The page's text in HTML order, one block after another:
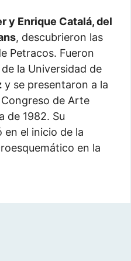
y Enrique Catalá, del
, descubrieron las
Petracos. Fueron
la Universidad de
y se presentaron a la
de Arte
de 1982. Su
el inicio de la
en la